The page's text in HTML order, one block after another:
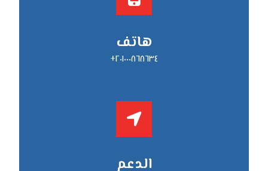
هاتف
٢٠١٠٠٠٨٦٨٦٣٤+
الدعم